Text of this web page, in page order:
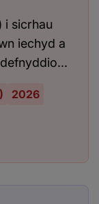
i sicrhau
iechyd a
2026